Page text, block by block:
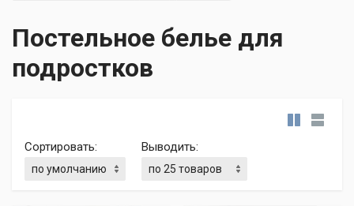
Постельное белье для
подростков
Сортировать: Выводить: